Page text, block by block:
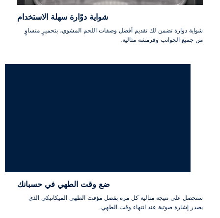
شواية دوّارة سهلة الاستخدام
شواية دوارة تضمن لك تقديم أفضل وصفات اللحم المشوي، بتحميرٍ متساوٍ
من جميع الجوانب وقرمشة مثالية.
ضع وقت الطهي في حسبانك
ستحصل على نتيجة مثالية كل مرة بفضل مؤقت الطهي الميكانيكي الذي
يصدر إشارة صوتية عند انتهاء وقت الطهي.